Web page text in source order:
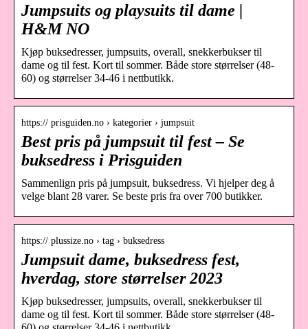
Jumpsuits og playsuits til dame |
H&M NO
Kjøp buksedresser, jumpsuits, overall, snekkerbukser til
dame og til fest. Kort til sommer. Både store størrelser (48-
60) og størrelser 34-46 i nettbutikk.
https:// prisguiden.no › kategorier › jumpsuit
Best pris på jumpsuit til fest – Se
buksedress i Prisguiden
Sammenlign pris på jumpsuit, buksedress. Vi hjelper deg å
velge blant 28 varer. Se beste pris fra over 700 butikker.
https:// plussize.no › tag › buksedress
Jumpsuit dame, buksedress fest,
hverdag, store størrelser 2023
Kjøp buksedresser, jumpsuits, overall, snekkerbukser til
dame og til fest. Kort til sommer. Både store størrelser (48-